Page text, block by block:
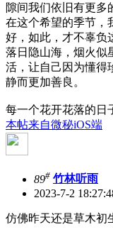
隙间我们依旧有更多
在这个希望的季节，
好，如此，才不辜负
落日隐山海，烟火似
活，让自己因为懂得
静而更加善良。
每一个花开花落的日
本帖来自微秘iOS端
89# 竹林听雨
2023-7-2
仿佛昨天还是草木初